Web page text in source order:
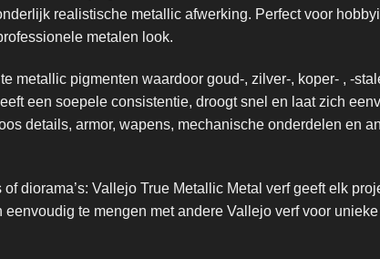
realistische metallic afwerking. Perfect voor
metalen look.
metallic pigmenten waardoor goud-, zilver-, koper- , -
een soepele consistentie, droogt snel en laat zich
details, armor, wapens, mechanische onderdelen en
diorama’s: Vallejo True Metallic Metal verf geeft elk
te mengen met andere Vallejo verf voor